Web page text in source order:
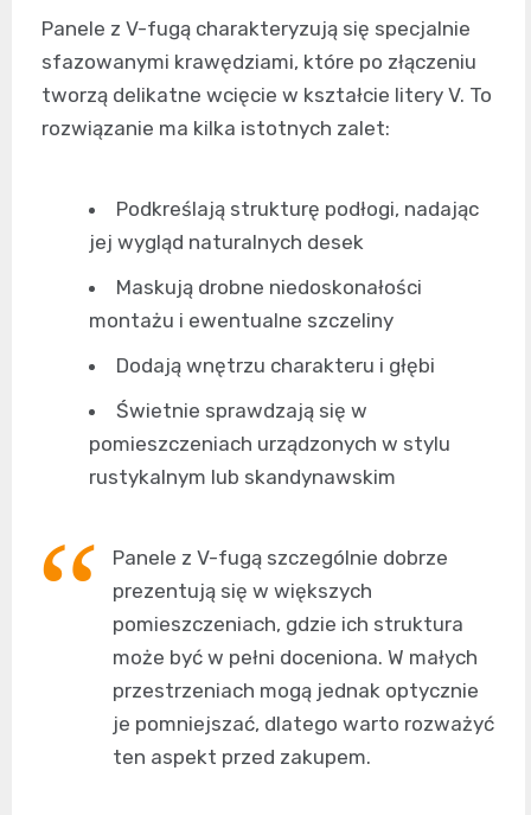
Panele z V-fugą charakteryzują się specjalnie
sfazowanymi krawędziami, które po złączeniu
tworzą delikatne wcięcie w kształcie litery V. To
rozwiązanie ma kilka istotnych zalet:
Podkreślają strukturę podłogi, nadając
jej wygląd naturalnych desek
Maskują drobne niedoskonałości
montażu i ewentualne szczeliny
Dodają wnętrzu charakteru i głębi
Świetnie sprawdzają się w
pomieszczeniach urządzonych w stylu
rustykalnym lub skandynawskim
Panele z V-fugą szczególnie dobrze
prezentują się w większych
pomieszczeniach, gdzie ich struktura
może być w pełni doceniona. W małych
przestrzeniach mogą jednak optycznie
je pomniejszać, dlatego warto rozważyć
ten aspekt przed zakupem.